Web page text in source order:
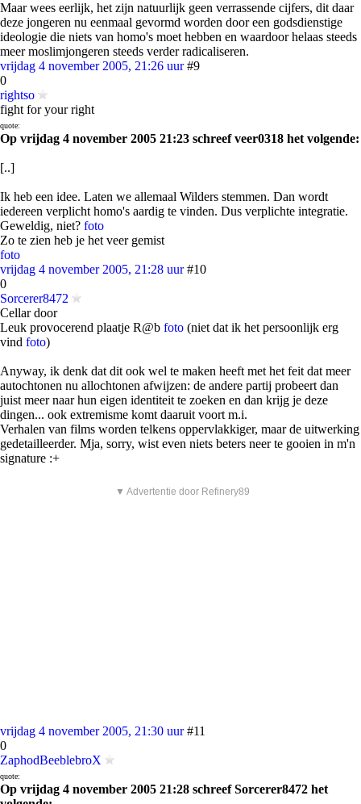
Maar wees eerlijk, het zijn natuurlijk geen verrassende cijfers, dit daar
deze jongeren nu eenmaal gevormd worden door een godsdienstige
ideologie die niets van homo's moet hebben en waardoor helaas steeds
meer moslimjongeren steeds verder radicaliseren.
vrijdag 4 november 2005, 21:26 uur #9
0
rightso
fight for your right
quote:
Op vrijdag 4 november 2005 21:23 schreef veer0318 het volgende:
[..]
Ik heb een idee. Laten we allemaal Wilders stemmen. Dan wordt
iedereen verplicht homo's aardig te vinden. Dus verplichte integratie.
Geweldig, niet? foto
Zo te zien heb je het veer gemist
foto
vrijdag 4 november 2005, 21:28 uur #10
0
Sorcerer8472
Cellar door
Leuk provocerend plaatje R@b foto (niet dat ik het persoonlijk erg
vind foto)
Anyway, ik denk dat dit ook wel te maken heeft met het feit dat meer
autochtonen nu allochtonen afwijzen: de andere partij probeert dan
juist meer naar hun eigen identiteit te zoeken en dan krijg je deze
dingen... ook extremisme komt daaruit voort m.i.
Verhalen van films worden telkens oppervlakkiger, maar de uitwerking
gedetailleerder. Mja, sorry, wist even niets beters neer te gooien in m'n
signature :+
▼ Advertentie door Refinery89
vrijdag 4 november 2005, 21:30 uur #11
0
ZaphodBeeblebroX
quote:
Op vrijdag 4 november 2005 21:28 schreef Sorcerer8472 het